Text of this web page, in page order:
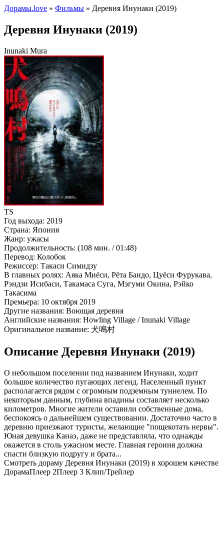
Дорамы.love » Фильмы » Деревня Инунаки (2019)
Деревня Инунаки (2019)
Inunaki Mura
TS
Год выхода: 2019
Страна: Япония
Жанр: ужасы
Продолжительность: (108 мин. / 01:48)
Перевод: Колобок
Режиссер: Такаси Симидзу
В главных ролях: Аяка Миёси, Рёта Бандо, Цуёси Фурукава,
Рэндзи Исибаси, Такамаса Суга, Мэгуми Окина, Рэйко
Такасима
Премьера: 10 октября 2019
Другие названия: Воющая деревня
Английские названия: Howling Village / Inunaki Village
Оригинальное название: 犬鳴村
Описание Деревня Инунаки (2019)
О небольшом поселении под названием Инунаки, ходит
большое количество пугающих легенд. Населенный пункт
располагается рядом с огромным подземным туннелем. По
некоторым данным, глубина впадины составляет несколько
километров. Многие жители оставили собственные дома,
беспокоясь о дальнейшем существовании. Достаточно часто в
деревню приезжают туристы, желающие "пощекотать нервы".
Юная девушка Канаэ, даже не представляла, что однажды
окажется в столь ужасном месте. Главная героиня должна
спасти близкую подругу и брата...
Смотреть дораму Деревня Инунаки (2019) в хорошем качестве
ДорамаПлеер 2Плеер 3 Клип/Трейлер